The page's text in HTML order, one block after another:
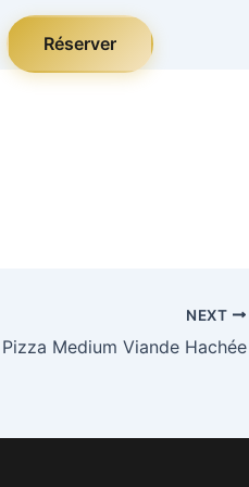
Réserver
NEXT
Pizza Medium Viande Hachée